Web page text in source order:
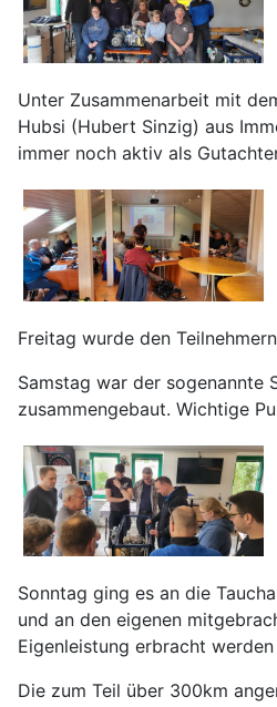
Unter Zusammenarbeit mit
Hubsi (Hubert Sinzig) aus
immer noch aktiv als
Freitag wurde den
Samstag war der sogenannte
zusammengebaut. Wichtige
Sonntag ging es an die
und an den eigenen
Eigenleistung erbracht
Die zum Teil über 300km